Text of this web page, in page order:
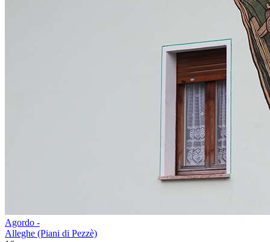
Agordo -
Alleghe (Piani di Pezzè)